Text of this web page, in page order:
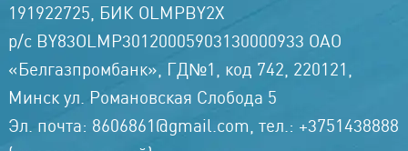
191922725, БИК OLMPBY2X
р/с BY83OLMP30120005903130000933 ОАО
«Белгазпромбанк», ГД№1, код 742, 220121,
Минск ул. Романовская Слобода 5
Эл. почта: 8606861@gmail.com, тел.: +3751438888